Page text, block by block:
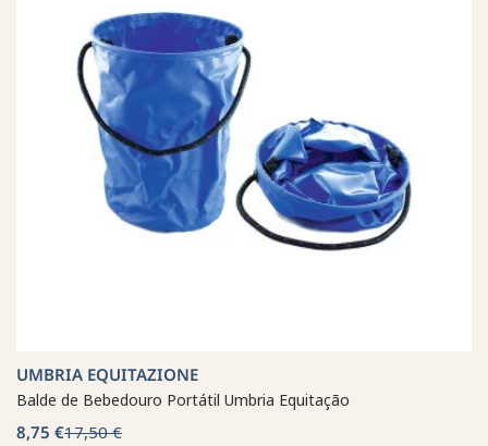
UMBRIA EQUITAZIONE
Balde de Bebedouro Portátil Umbria Equitação
8,75 €17,50 €